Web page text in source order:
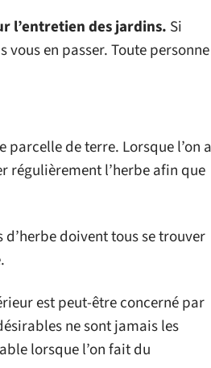
l’entretien des jardins. Si
vous en passer. Toute personne
parcelle de terre. Lorsque l’on a
régulièrement l’herbe afin que
d’herbe doivent tous se trouver
est peut-être concerné par
ne sont jamais les
lorsque l’on fait du